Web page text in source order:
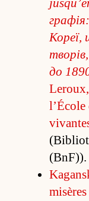
Кореї,
до
l’École
(BnF)).